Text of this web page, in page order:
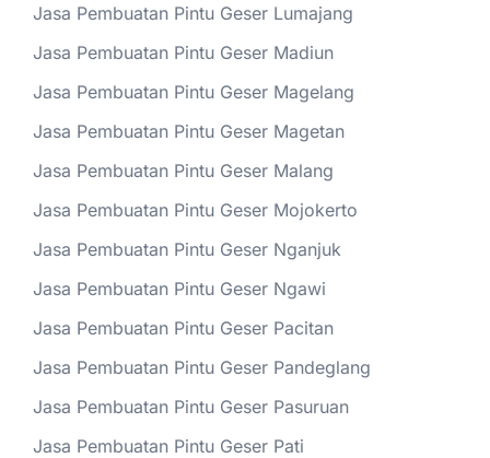
Jasa Pembuatan Pintu Geser Lumajang
Jasa Pembuatan Pintu Geser Madiun
Jasa Pembuatan Pintu Geser Magelang
Jasa Pembuatan Pintu Geser Magetan
Jasa Pembuatan Pintu Geser Malang
Jasa Pembuatan Pintu Geser Mojokerto
Jasa Pembuatan Pintu Geser Nganjuk
Jasa Pembuatan Pintu Geser Ngawi
Jasa Pembuatan Pintu Geser Pacitan
Jasa Pembuatan Pintu Geser Pandeglang
Jasa Pembuatan Pintu Geser Pasuruan
Jasa Pembuatan Pintu Geser Pati